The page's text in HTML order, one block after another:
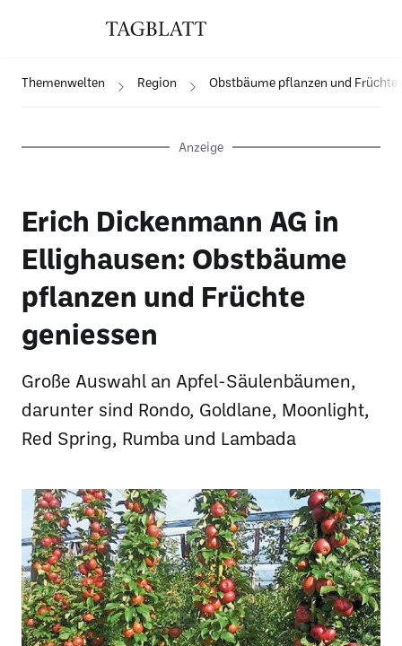
Themenwelten Region Obstbäume pflanzen und Früchte
Anzeige
Erich Dickenmann AG in
Ellighausen: Obstbäume
pflanzen und Früchte
geniessen
Große Auswahl an Apfel-Säulenbäumen,
darunter sind Rondo, Goldlane, Moonlight,
Red Spring, Rumba und Lambada